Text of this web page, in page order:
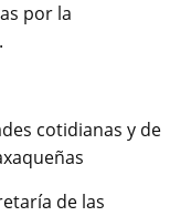
por la
cotidianas y de
de las